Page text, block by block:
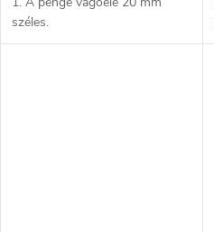
széles.